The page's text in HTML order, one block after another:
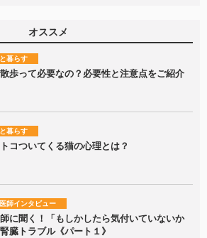
オススメ
暮らす
歩って必要なの？必要性と注意点をご紹介
暮らす
トコついてくる猫の心理とは？
師インタビュー
に聞く！「もしかしたら気付いていないか
臓トラブル《パート１》